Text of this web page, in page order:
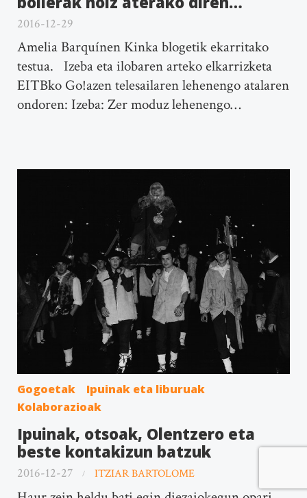
2016-12-29
Amelia Barquínen Kinka blogetik ekarritako
testua. Izeba eta ilobaren arteko elkarrizketa
EITBko Go!azen telesailaren lehenengo atalaren
ondoren: Izeba: Zer moduz lehenengo…
Gogoetak
Ipuinak eta liburuak
Kolaborazioak
Ipuinak, otsoak, Olentzero eta
beste kontakizun batzuk
2016-12-27 ITZIAR BARTOLOME